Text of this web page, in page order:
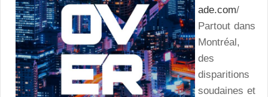
ade.com/
Partout dans
Montréal,
des
disparitions
soudaines et